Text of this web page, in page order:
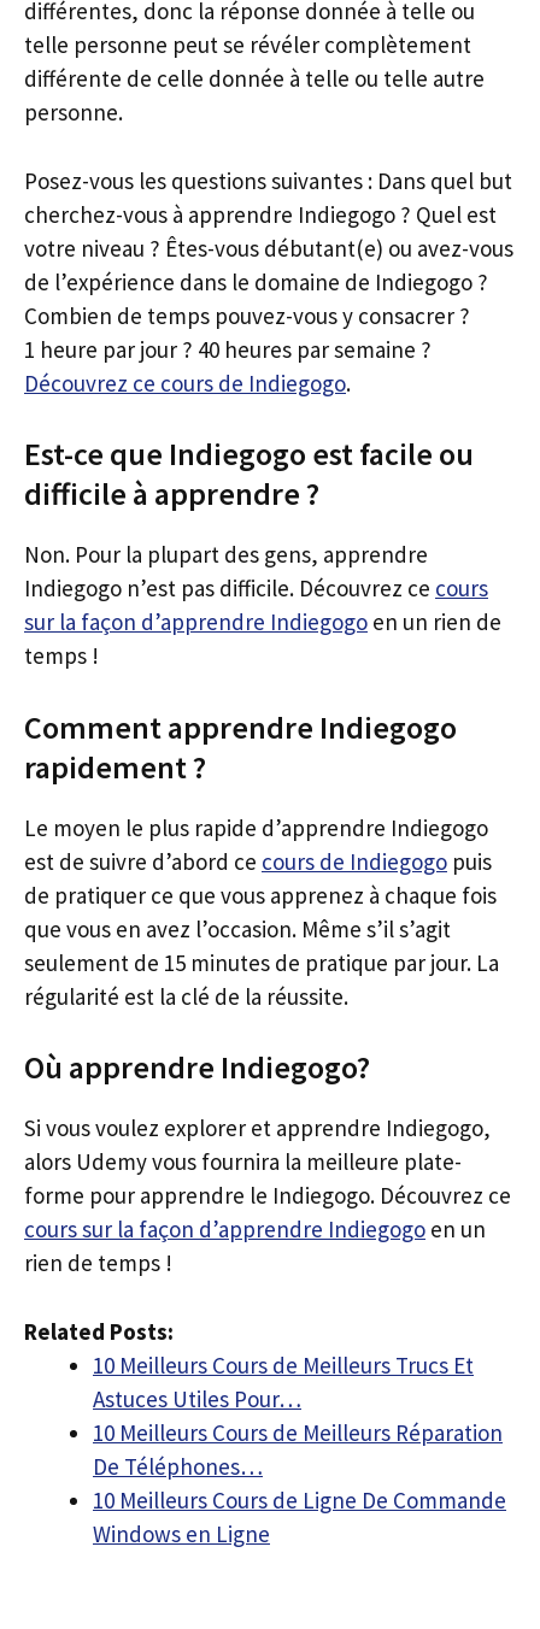
différentes, donc la réponse donnée à telle ou
telle personne peut se révéler complètement
différente de celle donnée à telle ou telle autre
personne.
Posez-vous les questions suivantes : Dans quel but
cherchez-vous à apprendre Indiegogo ? Quel est
votre niveau ? Êtes-vous débutant(e) ou avez-vous
de l’expérience dans le domaine de Indiegogo ?
Combien de temps pouvez-vous y consacrer ?
1 heure par jour ? 40 heures par semaine ?
Découvrez ce cours de Indiegogo.
Est-ce que Indiegogo est facile ou
difficile à apprendre ?
Non. Pour la plupart des gens, apprendre
Indiegogo n’est pas difficile. Découvrez ce cours
sur la façon d’apprendre Indiegogo en un rien de
temps !
Comment apprendre Indiegogo
rapidement ?
Le moyen le plus rapide d’apprendre Indiegogo
est de suivre d’abord ce cours de Indiegogo puis
de pratiquer ce que vous apprenez à chaque fois
que vous en avez l’occasion. Même s’il s’agit
seulement de 15 minutes de pratique par jour. La
régularité est la clé de la réussite.
Où apprendre Indiegogo?
Si vous voulez explorer et apprendre Indiegogo,
alors Udemy vous fournira la meilleure plate-
forme pour apprendre le Indiegogo. Découvrez ce
cours sur la façon d’apprendre Indiegogo en un
rien de temps !
Related Posts:
10 Meilleurs Cours de Meilleurs Trucs Et
Astuces Utiles Pour…
10 Meilleurs Cours de Meilleurs Réparation
De Téléphones…
10 Meilleurs Cours de Ligne De Commande
Windows en Ligne